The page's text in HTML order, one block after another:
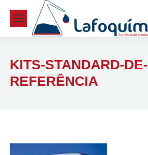
KITS-STANDARD-DE-
REFERÊNCIA